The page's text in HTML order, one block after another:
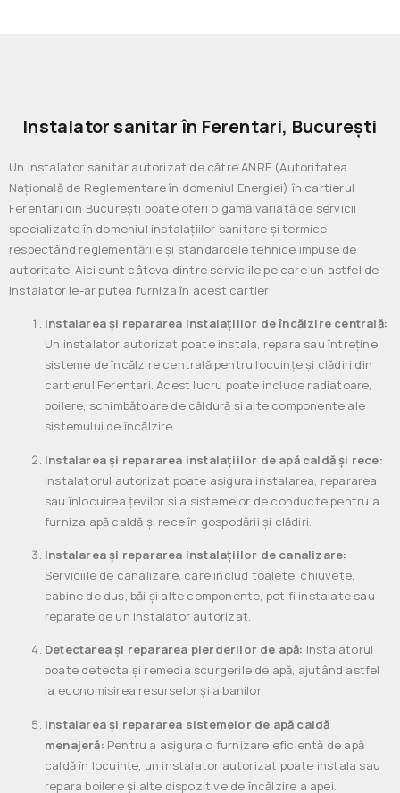
Instalator sanitar în Ferentari, București
Un instalator sanitar autorizat de către ANRE (Autoritatea
Națională de Reglementare în domeniul Energiei) în cartierul
Ferentari din București poate oferi o gamă variată de servicii
specializate în domeniul instalațiilor sanitare și termice,
respectând reglementările și standardele tehnice impuse de
autoritate. Aici sunt câteva dintre serviciile pe care un astfel de
instalator le-ar putea furniza în acest cartier:
Instalarea și repararea instalațiilor de încălzire centrală:
Un instalator autorizat poate instala, repara sau întreține
sisteme de încălzire centrală pentru locuințe și clădiri din
cartierul Ferentari. Acest lucru poate include radiatoare,
boilere, schimbătoare de căldură și alte componente ale
sistemului de încălzire.
Instalarea și repararea instalațiilor de apă caldă și rece:
Instalatorul autorizat poate asigura instalarea, repararea
sau înlocuirea țevilor și a sistemelor de conducte pentru a
furniza apă caldă și rece în gospodării și clădiri.
Instalarea și repararea instalațiilor de canalizare:
Serviciile de canalizare, care includ toalete, chiuvete,
cabine de duș, băi și alte componente, pot fi instalate sau
reparate de un instalator autorizat.
Detectarea și repararea pierderilor de apă: Instalatorul
poate detecta și remedia scurgerile de apă, ajutând astfel
la economisirea resurselor și a banilor.
Instalarea și repararea sistemelor de apă caldă
menajeră: Pentru a asigura o furnizare eficientă de apă
caldă în locuințe, un instalator autorizat poate instala sau
repara boilere și alte dispozitive de încălzire a apei.